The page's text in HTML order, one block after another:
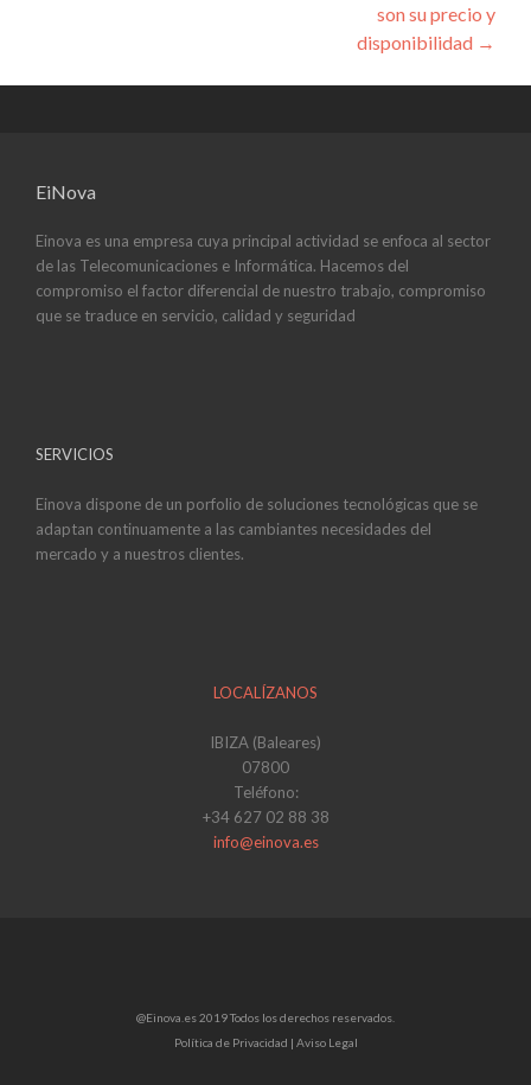
son su precio y
disponibilidad →
EiNova
Einova es una empresa cuya principal actividad se enfoca al sector
de las Telecomunicaciones e Informática. Hacemos del
compromiso el factor diferencial de nuestro trabajo, compromiso
que se traduce en servicio, calidad y seguridad
SERVICIOS
Einova dispone de un porfolio de soluciones tecnológicas que se
adaptan continuamente a las cambiantes necesidades del
mercado y a nuestros clientes.
LOCALÍZANOS
IBIZA (Baleares)
07800
Teléfono:
+34 627 02 88 38
info@einova.es
@Einova.es 2019 Todos los derechos reservados.
Política de Privacidad | Aviso Legal